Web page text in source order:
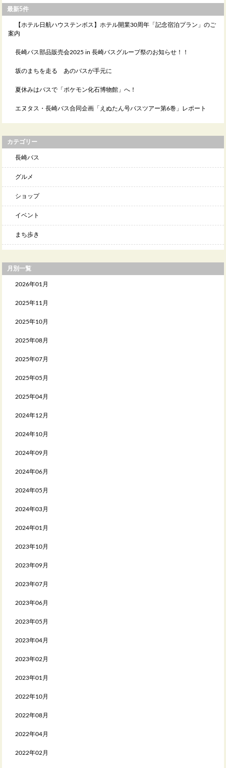
最新5件
【ホテル日航ハウステンボス】ホテル開業30周年「記念宿泊プラン」のご
案内
長崎バス部品販売会2025 in 長崎バスグループ祭のお知らせ！！
坂のまちを走る あのバスが手元に
夏休みはバスで「ポケモン化石博物館」へ！
エヌタス・長崎バス合同企画「えぬたん号バスツアー第6巻」レポート
カテゴリー
長崎バス
グルメ
ショップ
イベント
まち歩き
月別一覧
2026年01月
2025年11月
2025年10月
2025年08月
2025年07月
2025年05月
2025年04月
2024年12月
2024年10月
2024年09月
2024年06月
2024年05月
2024年03月
2024年01月
2023年10月
2023年09月
2023年07月
2023年06月
2023年05月
2023年04月
2023年02月
2023年01月
2022年10月
2022年08月
2022年04月
2022年02月